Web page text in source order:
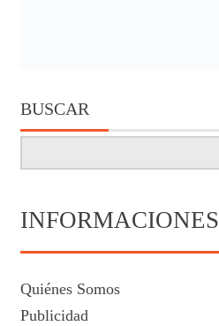
BUSCAR
INFORMACIONES
Quiénes Somos
Publicidad